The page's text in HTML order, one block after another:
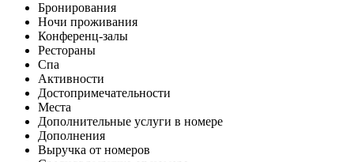
Бронирования
Ночи проживания
Конференц-залы
Рестораны
Спа
Активности
Достопримечательности
Места
Дополнительные услуги в номере
Дополнения
Выручка от номеров